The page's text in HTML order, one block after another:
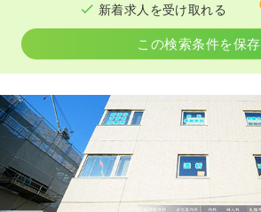
新着求人を受け取れる
この検索条件を保存